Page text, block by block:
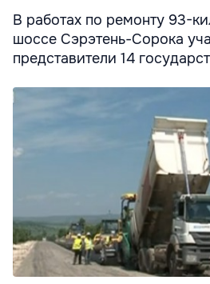
В работах по ремонту 93-
шоссе Сэрэтень-Сорока
представители 14